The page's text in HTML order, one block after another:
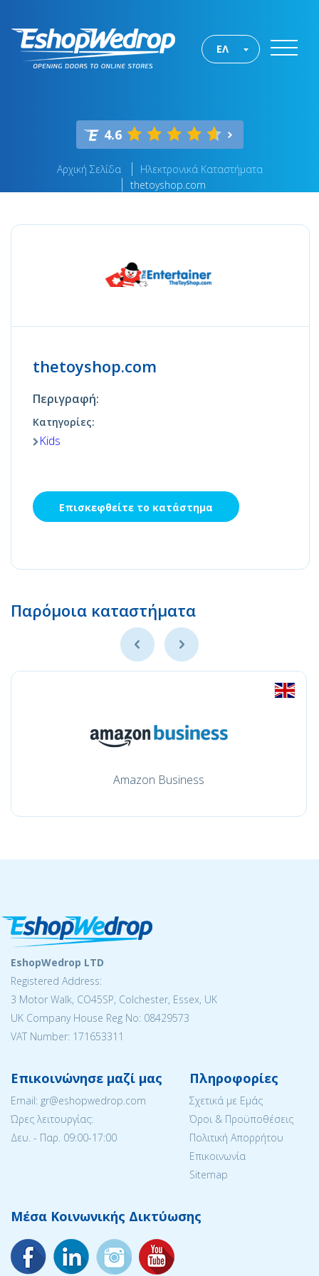
ΕΛ
4.6
Αρχική Σελίδα
Ηλεκτρονικά Καταστήματα
thetoyshop.com
thetoyshop.com
Περιγραφή:
Κατηγορίες:
Kids
Επισκεφθείτε το κατάστημα
Παρόμοια καταστήματα
Amazon Business
EshopWedrop LTD
Registered Address:
3 Motor Walk, CO45SP, Colchester, Essex, UK
UK Company House Reg No: 08429573
VAT Number: 171653311
Επικοινώνησε μαζί μας
Email: gr@eshopwedrop.com
Ώρες λειτουργίας:
Δευ. - Παρ. 09:00-17:00
Πληροφορίες
Σχετικά με Εμάς
Όροι & Προϋποθέσεις
Πολιτική Απορρήτου
Επικοινωνία
Sitemap
Μέσα Κοινωνικής Δικτύωσης